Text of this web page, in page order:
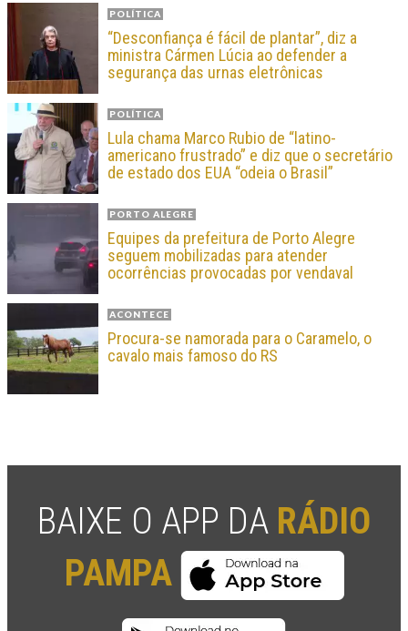
POLÍTICA
“Desconfiança é fácil de plantar”, diz a
ministra Cármen Lúcia ao defender a
segurança das urnas eletrônicas
POLÍTICA
Lula chama Marco Rubio de “latino-
americano frustrado” e diz que o secretário
de estado dos EUA “odeia o Brasil”
PORTO ALEGRE
Equipes da prefeitura de Porto Alegre
seguem mobilizadas para atender
ocorrências provocadas por vendaval
ACONTECE
Procura-se namorada para o Caramelo, o
cavalo mais famoso do RS
BAIXE O APP DA RÁDIO
PAMPA